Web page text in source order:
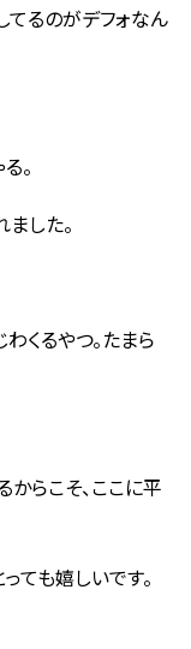
てるのがデフォなん
。
した。
くるやつ。たまら
らこそ、ここに平
ても嬉しいです。